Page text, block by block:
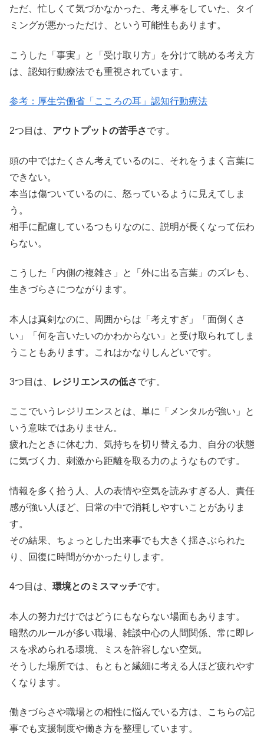
ただ、忙しくて気づかなかった、考え事をしていた、タイ
ミングが悪かっただけ、という可能性もあります。
こうした「事実」と「受け取り方」を分けて眺める考え方
は、認知行動療法でも重視されています。
参考：厚生労働省「こころの耳」認知行動療法
2つ目は、 アウトプットの苦手さです。
頭の中ではたくさん考えているのに、それをうまく言葉に
できない。
本当は傷ついているのに、怒っているように見えてしま
う。
相手に配慮しているつもりなのに、説明が長くなって伝わ
らない。
こうした「内側の複雑さ」と「外に出る言葉」のズレも、
生きづらさにつながります。
本人は真剣なのに、周囲からは「考えすぎ」「面倒くさ
い」「何を言いたいのかわからない」と受け取られてしま
うこともあります。これはかなりしんどいです。
3つ目は、 レジリエンスの低さです。
ここでいうレジリエンスとは、単に「メンタルが強い」と
いう意味ではありません。
疲れたときに休む力、気持ちを切り替える力、自分の状態
に気づく力、刺激から距離を取る力のようなものです。
情報を多く拾う人、人の表情や空気を読みすぎる人、責任
感が強い人ほど、日常の中で消耗しやすいことがありま
す。
その結果、ちょっとした出来事でも大きく揺さぶられた
り、回復に時間がかかったりします。
4つ目は、 環境とのミスマッチです。
本人の努力だけではどうにもならない場面もあります。
暗黙のルールが多い職場、雑談中心の人間関係、常に即レ
スを求められる環境、ミスを許容しない空気。
そうした場所では、もともと繊細に考える人ほど疲れやす
くなります。
働きづらさや職場との相性に悩んでいる方は、こちらの記
事でも支援制度や働き方を整理しています。